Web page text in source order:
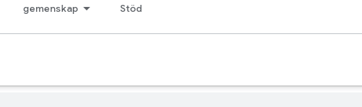
gemenskap Stöd